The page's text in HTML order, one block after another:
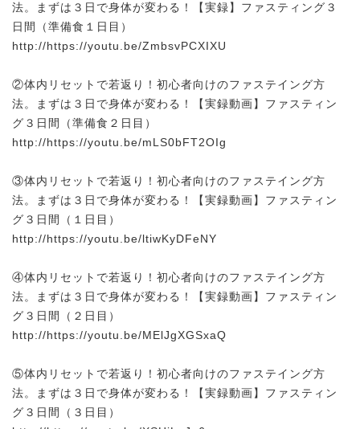
法。まずは３日で身体が変わる！【実録】ファスティング３
日間（準備食１日目）
http://https://youtu.be/ZmbsvPCXIXU
②体内リセットで若返り！初心者向けのファステイング方
法。まずは３日で身体が変わる！【実録動画】ファスティン
グ３日間（準備食２日目）
http://https://youtu.be/mLS0bFT2OIg
③体内リセットで若返り！初心者向けのファステイング方
法。まずは３日で身体が変わる！【実録動画】ファスティン
グ３日間（１日目）
http://https://youtu.be/ltiwKyDFeNY
④体内リセットで若返り！初心者向けのファステイング方
法。まずは３日で身体が変わる！【実録動画】ファスティン
グ３日間（２日目）
http://https://youtu.be/MElJgXGSxaQ
⑤体内リセットで若返り！初心者向けのファステイング方
法。まずは３日で身体が変わる！【実録動画】ファスティン
グ３日間（３日目）